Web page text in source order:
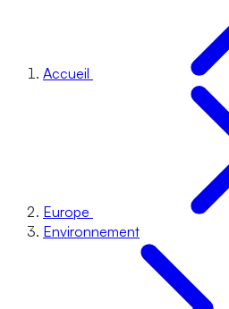
Accueil
Europe
Environnement